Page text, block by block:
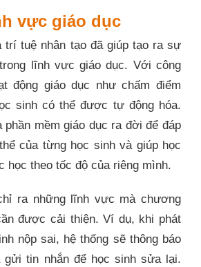
vực giáo dục
trí tuệ nhân tạo đã giúp tạo ra sự
lĩnh vực giáo dục. Với công
động giáo dục như chấm điểm
sinh có thể được tự động hóa.
phần mềm giáo dục ra đời để đáp
của từng học sinh và giúp học
học theo tốc độ của riêng mình.
ra những lĩnh vực mà chương
được cải thiện. Ví dụ, khi phát
nộp sai, hệ thống sẽ thông báo
gửi tin nhắn để học sinh sửa lại.